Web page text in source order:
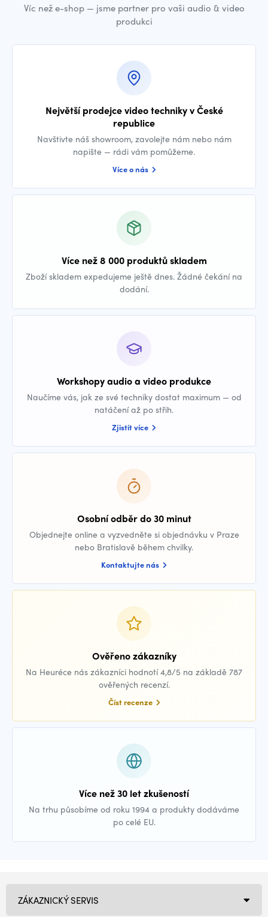
Víc než e-shop — jsme partner pro vaši audio & video
produkci
Největší prodejce video techniky v České
republice
Navštivte náš showroom, zavolejte nám nebo nám
napište — rádi vám pomůžeme.
Více o nás
Více než 8 000 produktů skladem
Zboží skladem expedujeme ještě dnes. Žádné čekání na
dodání.
Workshopy audio a video produkce
Naučíme vás, jak ze své techniky dostat maximum — od
natáčení až po střih.
Zjistit více
Osobní odběr do 30 minut
Objednejte online a vyzvedněte si objednávku v Praze
nebo Bratislavě během chvilky.
Kontaktujte nás
Ověřeno zákazníky
Na Heuréce nás zákazníci hodnotí 4,8/5 na základě 787
ověřených recenzí.
Číst recenze
Více než 30 let zkušeností
Na trhu působíme od roku 1994 a produkty dodáváme
po celé EU.
ZÁKAZNICKÝ SERVIS